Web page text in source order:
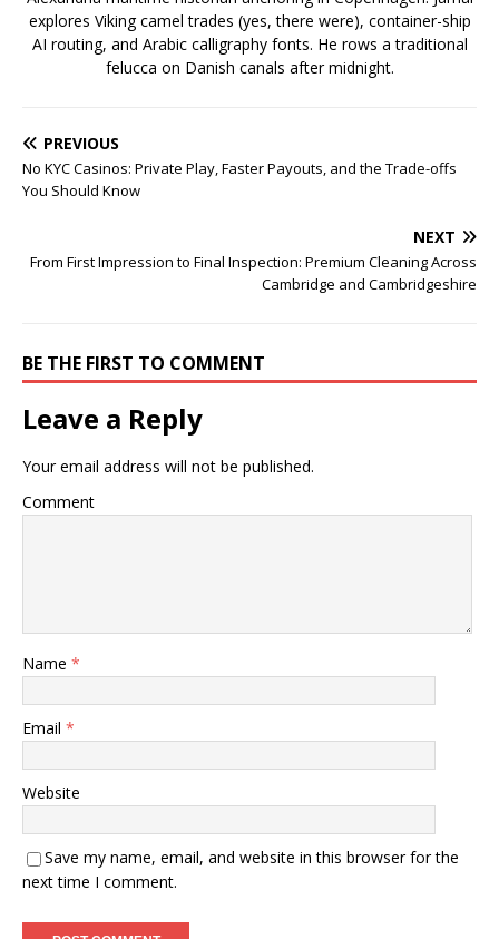
explores Viking camel trades (yes, there were), container-ship
AI routing, and Arabic calligraphy fonts. He rows a traditional
felucca on Danish canals after midnight.
PREVIOUS
No KYC Casinos: Private Play, Faster Payouts, and the Trade-offs
You Should Know
NEXT
From First Impression to Final Inspection: Premium Cleaning Across
Cambridge and Cambridgeshire
BE THE FIRST TO COMMENT
Leave a Reply
Your email address will not be published.
Comment
Name *
Email *
Website
Save my name, email, and website in this browser for the
next time I comment.